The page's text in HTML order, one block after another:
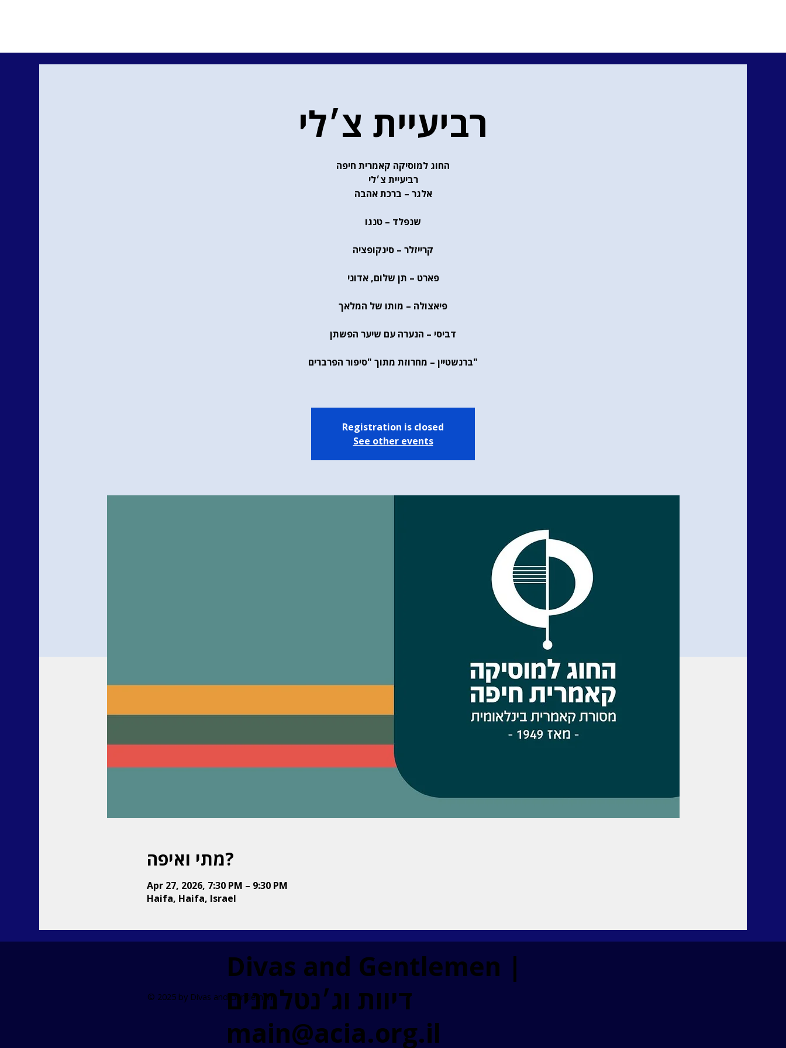
רביעיית צ׳לי
החוג למוסיקה קאמרית חיפה
רביעיית צ׳לי
אלגר – ברכת אהבה
שנפלד – טנגו
קרייזלר – סינקופציה
פארט – תן שלום, אדוני
פיאצולה – מותו של המלאך
דביסי – הנערה עם שיער הפשתן
ברנשטיין – מחרוזת מתוך "סיפור הפרברים"
Registration is closed
See other events
מתי ואיפה?
Apr 27, 2026, 7:30 PM – 9:30 PM
Haifa, Haifa, Israel
Divas and Gentlemen |
main@acia.org.il
© 2025 by Divas and Gentlemen